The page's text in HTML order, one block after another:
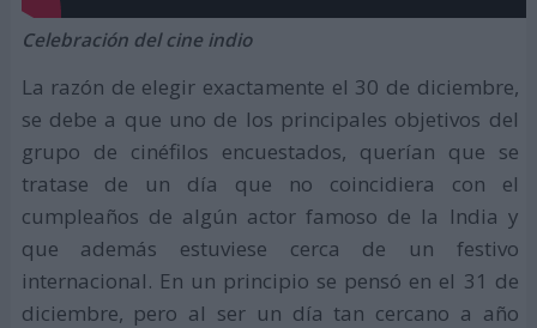
Celebración del cine indio
La razón de elegir exactamente el 30 de diciembre,
se debe a que uno de los principales objetivos del
grupo de cinéfilos encuestados, querían que se
tratase de un día que no coincidiera con el
cumpleaños de algún actor famoso de la India y
que además estuviese cerca de un festivo
internacional. En un principio se pensó en el 31 de
diciembre, pero al ser un día tan cercano a año